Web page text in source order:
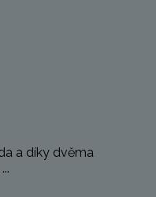
a díky dvěma